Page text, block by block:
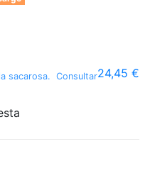
24,45 €
sacarosa. Consultar